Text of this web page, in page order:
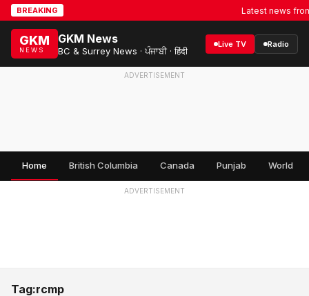
BREAKING Latest news from
GKM
NEWS
GKM News
BC & Surrey News · ਪੰਜਾਬੀ · हिंदी
Live TV Radio
ADVERTISEMENT
Home British Columbia Canada Punjab World
ADVERTISEMENT
Tag:rcmp